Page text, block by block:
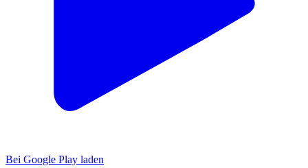
Bei Google Play laden